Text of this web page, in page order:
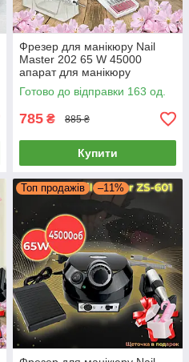
Фрезер для манікюру Nail
Master 202 65 W 45000
апарат для манікюру
манікюрний фрезер Nail Drill
pro zs 601 ЗС 601
Готово до відправки 163 од.
785 ₴ 885 ₴
Купити
Топ продажів –11%